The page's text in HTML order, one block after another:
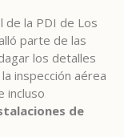
de la PDI de Los
parte de las
los detalles
inspección aérea
incluso
de